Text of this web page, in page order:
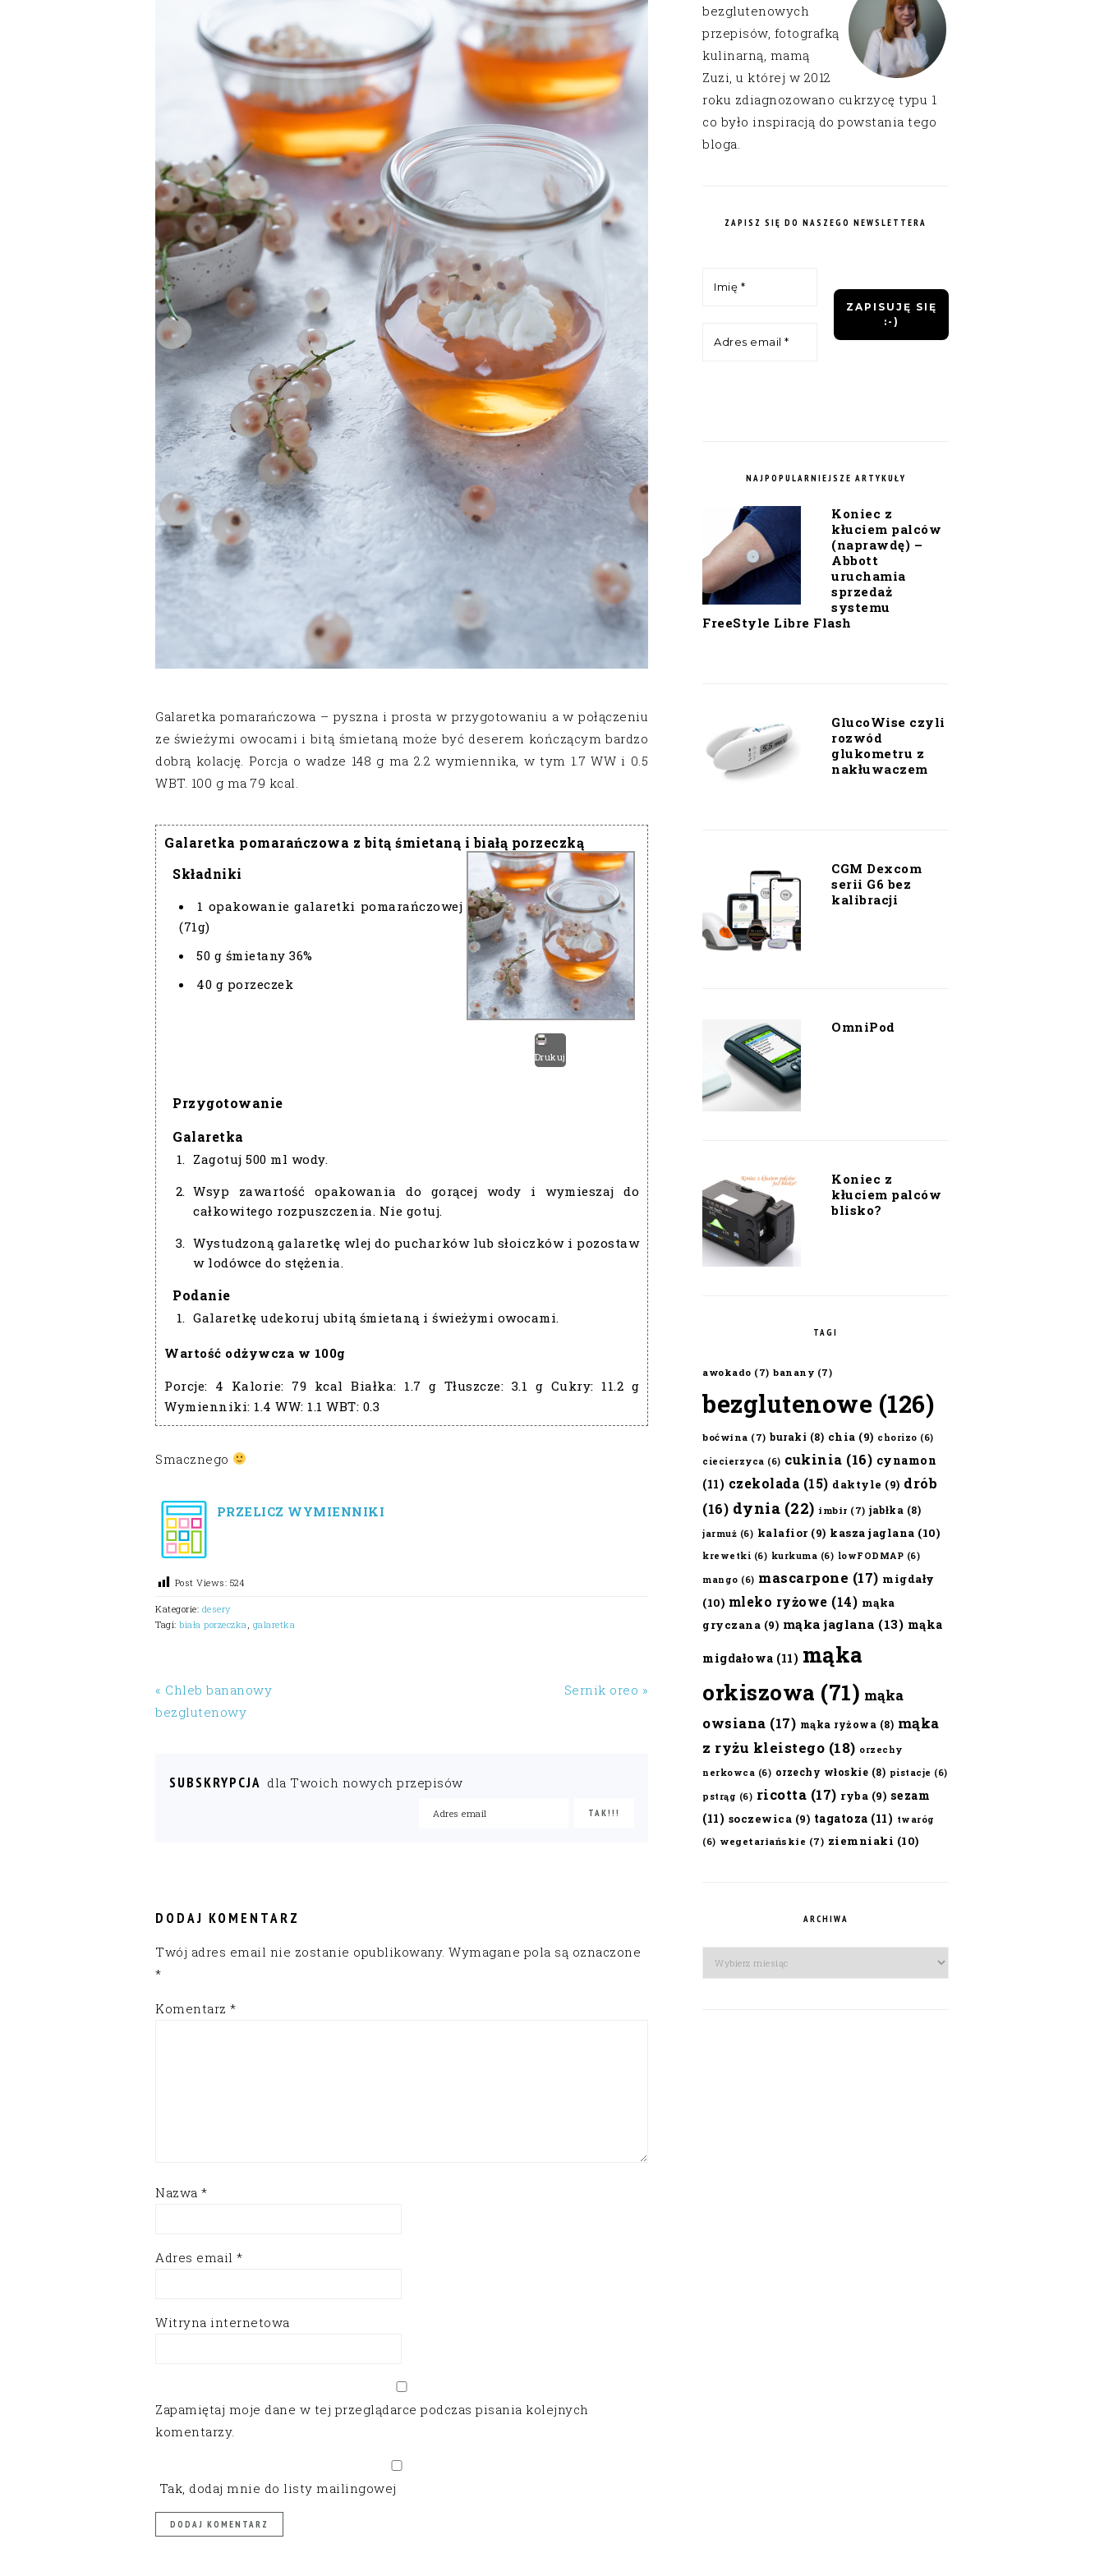
Galaretka pomarańczowa – pyszna i prosta w przygotowaniu a w połączeniu
ze świeżymi owocami i bitą śmietaną może być deserem kończącym bardzo
dobrą kolację. Porcja o wadze 148 g ma 2.2 wymiennika, w tym 1.7 WW i 0.5
WBT. 100 g ma 79 kcal.
Galaretka pomarańczowa z bitą śmietaną i białą porzeczką
Drukuj
Składniki
1 opakowanie galaretki pomarańczowej
(71g)
50 g śmietany 36%
40 g porzeczek
Przygotowanie
Galaretka
Zagotuj 500 ml wody.
Wsyp zawartość opakowania do gorącej wody i wymieszaj do
całkowitego rozpuszczenia. Nie gotuj.
Wystudzoną galaretkę wlej do pucharków lub słoiczków i pozostaw
w lodówce do stężenia.
Podanie
Galaretkę udekoruj ubitą śmietaną i świeżymi owocami.
Wartość odżywcza w 100g
Porcje: 4 Kalorie: 79 kcal Białka: 1.7 g Tłuszcze: 3.1 g Cukry: 11.2 g
Wymienniki: 1.4 WW: 1.1 WBT: 0.3
Smacznego
PRZELICZ WYMIENNIKI
Post Views: 524
Kategorie: desery
Tagi: biała porzeczka galaretka
« Chleb bananowy
bezglutenowy
Sernik oreo »
SUBSKRYPCJA dla Twoich nowych przepisów
DODAJ KOMENTARZ
Twój adres email nie zostanie opublikowany. Wymagane pola są oznaczone
*
Komentarz *
Nazwa *
Adres email *
Witryna internetowa
Zapamiętaj moje dane w tej przeglądarce podczas pisania kolejnych
komentarzy.
Tak, dodaj mnie do listy mailingowej
bezglutenowych
przepisów, fotografką
kulinarną, mamą
Zuzi, u której w 2012
roku zdiagnozowano cukrzycę typu 1
co było inspiracją do powstania tego
bloga.
ZAPISZ SIĘ DO NASZEGO NEWSLETTERA
NAJPOPULARNIEJSZE ARTYKUŁY
Koniec z
kłuciem palców
(naprawdę) –
Abbott
uruchamia
sprzedaż
systemu
FreeStyle Libre Flash
GlucoWise czyli
rozwód
glukometru z
nakłuwaczem
CGM Dexcom
serii G6 bez
kalibracji
OmniPod
Koniec z
kłuciem palców
blisko?
TAGI
awokado (7) banany (7)
bezglutenowe (126)
boćwina (7) buraki (8) chia (9) chorizo (6)
ciecierzyca (6) cukinia (16) cynamon
(11) czekolada (15) daktyle (9) drób
(16) dynia (22) imbir (7) jabłka (8)
jarmuż (6) kalafior(9) kasza jaglana (10)
krewetki (6) kurkuma (6) lowFODMAP (6)
mango (6) mascarpone (17) migdały
(10) mleko ryżowe (14) mąka
gryczana (9) mąka jaglana (13) mąka
migdałowa (11) mąka
orkiszowa (71) mąka
owsiana (17) mąka ryżowa (8) mąka
z ryżu kleistego (18) orzechy
nerkowca (6) orzechy włoskie (8) pistacje (6)
pstrąg (6) ricotta (17) ryba (9) sezam
(11) soczewica (9) tagatoza (11) twaróg
(6) wegetariańskie (7) ziemniaki (10)
ARCHIWA
Archiwa